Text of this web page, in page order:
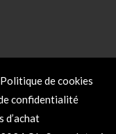
Politique de cookies
confidentialité
d’achat